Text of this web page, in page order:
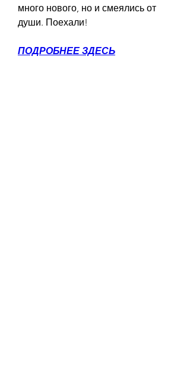
много нового, но и смеялись от
души. Поехали!
ПОДРОБНЕЕ ЗДЕСЬ